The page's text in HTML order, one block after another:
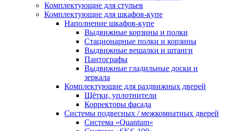
Комплектующие для стульев
Комплектующие для шкафов-купе
Наполнение шкафов-купе
Выдвижные корзины и полки
Стационарные полки и корзины
Выдвижные вешалки и штанги
Пантографы
Выдвижные гладильные доски и
зеркала
Комплектующие для раздвижных дверей
Щётки, уплотнители
Корректоры фасада
Системы подвесных / межкомнатных дверей
Система «Quantum»